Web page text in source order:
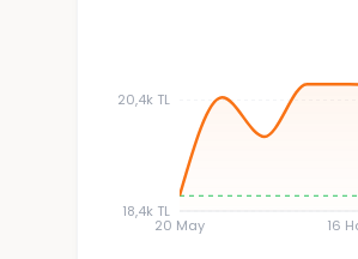
20 May 16
18,4k TL
20,4k TL